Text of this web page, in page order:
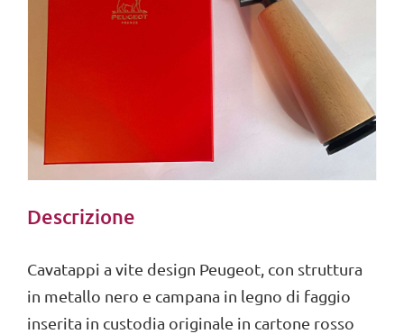
Descrizione
Cavatappi a vite design Peugeot, con struttura
in metallo nero e campana in legno di faggio
inserita in custodia originale in cartone rosso